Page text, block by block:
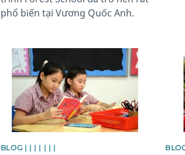
phổ biến tại Vương Quốc Anh.
News image
BLOG | | | | | | |